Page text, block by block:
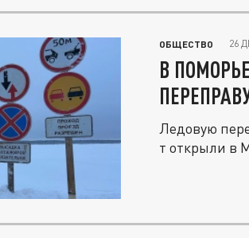
ОБЩЕСТВО 26
В
Ледовую
т открыли в